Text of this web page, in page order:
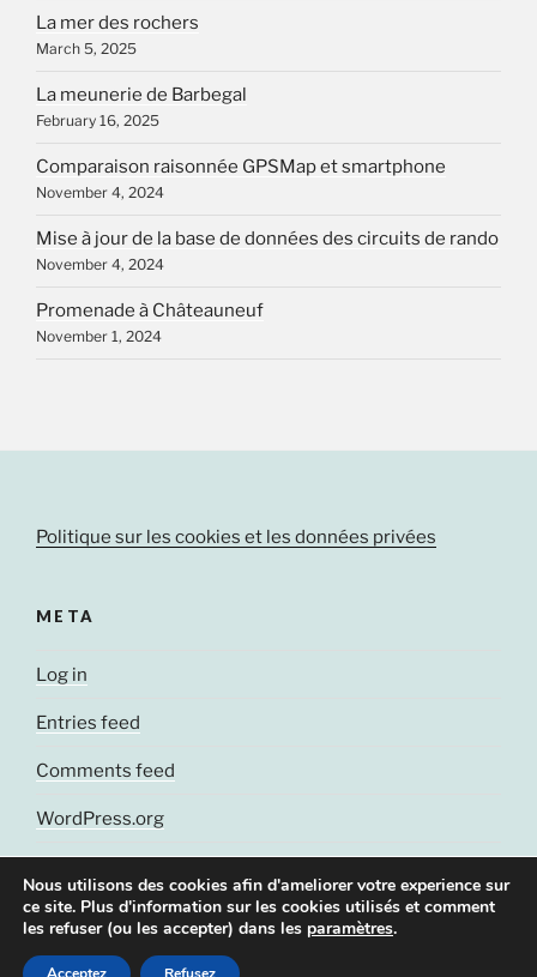
La mer des rochers
March 5, 2025
La meunerie de Barbegal
February 16, 2025
Comparaison raisonnée GPSMap et smartphone
November 4, 2024
Mise à jour de la base de données des circuits de rando
November 4, 2024
Promenade à Châteauneuf
November 1, 2024
Politique sur les cookies et les données privées
META
Log in
Entries feed
Comments feed
WordPress.org
Nous utilisons des cookies afin d'ameliorer votre experience sur
ce site. Plus d'information sur les cookies utilisés et comment
les refuser (ou les accepter) dans les paramètres.